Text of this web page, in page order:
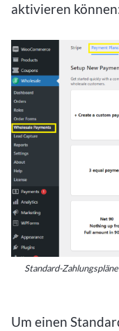
aktivieren
Standard-
Um einen